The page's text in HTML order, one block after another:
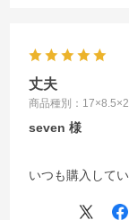
丈夫
商品種別：
seven
いつも購入して